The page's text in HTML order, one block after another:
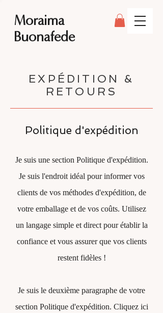
Moraima
Buonafede
EXPÉDITION &
RETOURS
Politique d'expédition
Je suis une section Politique d'expédition.
Je suis l'endroit idéal pour informer vos
clients de vos méthodes d'expédition, de
votre emballage et de vos coûts. Utilisez
un langage simple et direct pour établir la
confiance et vous assurer que vos clients
restent fidèles !
Je suis le deuxième paragraphe de votre
section Politique d'expédition. Cliquez ici